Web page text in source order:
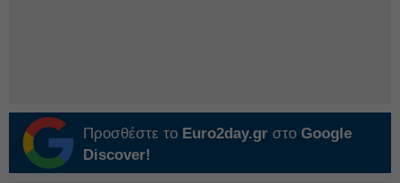
Προσθέστε το Euro2day.gr στο Google
Discover!